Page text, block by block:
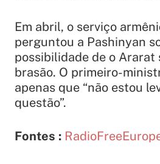
Em abril, o serviço
perguntou a Pashinyan
possibilidade de o Ararat
brasão. O primeiro-
apenas que “não estou
questão”.
Fontes :